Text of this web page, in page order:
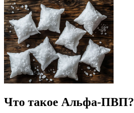
Что такое Альфа-ПВП?